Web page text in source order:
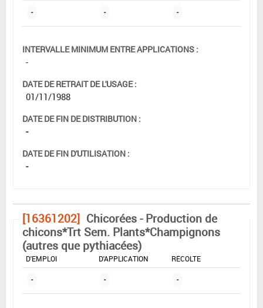
- - -
INTERVALLE MINIMUM ENTRE APPLICATIONS :
-
DATE DE RETRAIT DE L'USAGE :
01/11/1988
DATE DE FIN DE DISTRIBUTION :
-
DATE DE FIN D'UTILISATION :
-
[16361202] Chicorées - Production de
chicons*Trt Sem. Plants*Champignons
(autres que pythiacées)
DOSE MAX
D'EMPLOI
NOMBRE MAX
D'APPLICATION
RÉCOLTE
- - -